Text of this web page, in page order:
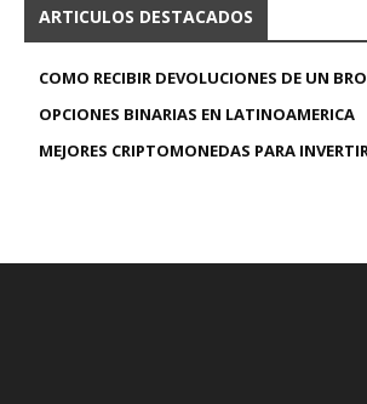
ARTICULOS DESTACADOS
COMO RECIBIR DEVOLUCIONES DE UN
OPCIONES BINARIAS EN LATINOAMERICA
MEJORES CRIPTOMONEDAS PARA